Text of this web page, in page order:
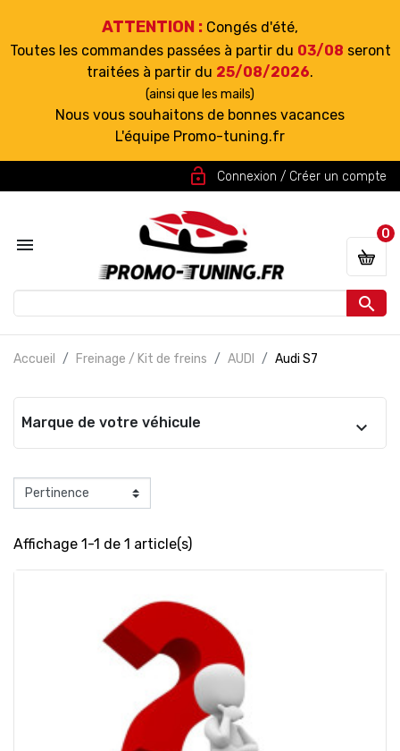
ATTENTION : Congés d'été,
Toutes les commandes passées à partir du 03/08 seront
traitées à partir du 25/08/2026.
(ainsi que les mails)
Nous vous souhaitons de bonnes vacances
L'équipe Promo-tuning.fr
lock_open Connexion / Créer un compte


0
Accueil Freinage / Kit de freins AUDI Audi S7
Marque de votre véhicule
Affichage 1-1 de 1 article(s)